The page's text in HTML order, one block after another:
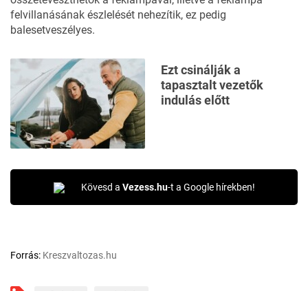
felvillanásának észlelését nehezítik, ez pedig
balesetveszélyes.
Ezt csinálják a
tapasztalt vezetők
indulás előtt
Kövesd a Vezess.hu-t a Google hírekben!
Forrás: Kreszvaltozas.hu